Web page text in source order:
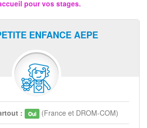
pour vos stages.
ENFANCE AEPE
: Oui (France et DROM-COM)